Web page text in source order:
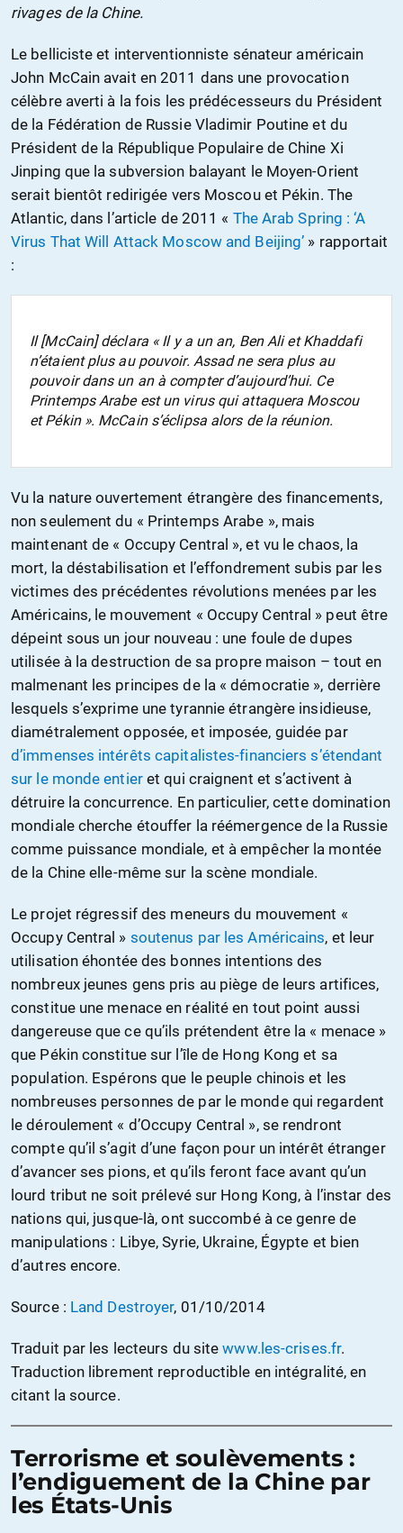
rivages de la Chine.
Le belliciste et interventionniste sénateur américain
John McCain avait en 2011 dans une provocation
célèbre averti à la fois les prédécesseurs du Président
de la Fédération de Russie Vladimir Poutine et du
Président de la République Populaire de Chine Xi
Jinping que la subversion balayant le Moyen-Orient
serait bientôt redirigée vers Moscou et Pékin. The
Atlantic, dans l’article de 2011 « The Arab Spring : ‘A
Virus That Will Attack Moscow and Beijing’ » rapportait
:
Il [McCain] déclara « Il y a un an, Ben Ali et Khaddafi
n’étaient plus au pouvoir. Assad ne sera plus au
pouvoir dans un an à compter d’aujourd’hui. Ce
Printemps Arabe est un virus qui attaquera Moscou
et Pékin ». McCain s’éclipsa alors de la réunion.
Vu la nature ouvertement étrangère des financements,
non seulement du « Printemps Arabe », mais
maintenant de « Occupy Central », et vu le chaos, la
mort, la déstabilisation et l’effondrement subis par les
victimes des précédentes révolutions menées par les
Américains, le mouvement « Occupy Central » peut être
dépeint sous un jour nouveau : une foule de dupes
utilisée à la destruction de sa propre maison – tout en
malmenant les principes de la « démocratie », derrière
lesquels s’exprime une tyrannie étrangère insidieuse,
diamétralement opposée, et imposée, guidée par
d’immenses intérêts capitalistes-financiers s’étendant
sur le monde entieret qui craignent et s’activent à
détruire la concurrence. En particulier, cette domination
mondiale cherche étouffer la réémergence de la Russie
comme puissance mondiale, et à empêcher la montée
de la Chine elle-même sur la scène mondiale.
Le projet régressif des meneurs du mouvement «
Occupy Central » soutenus par les Américains, et leur
utilisation éhontée des bonnes intentions des
nombreux jeunes gens pris au piège de leurs artifices,
constitue une menace en réalité en tout point aussi
dangereuse que ce qu’ils prétendent être la « menace »
que Pékin constitue sur l’île de Hong Kong et sa
population. Espérons que le peuple chinois et les
nombreuses personnes de par le monde qui regardent
le déroulement « d’Occupy Central », se rendront
compte qu’il s’agit d’une façon pour un intérêt étranger
d’avancer ses pions, et qu’ils feront face avant qu’un
lourd tribut ne soit prélevé sur Hong Kong, à l’instar des
nations qui, jusque-là, ont succombé à ce genre de
manipulations : Libye, Syrie, Ukraine, Égypte et bien
d’autres encore.
Source : Land Destroyer, 01/10/2014
Traduit par les lecteurs du sitewww.les-crises.fr.
Traduction librement reproductible en intégralité, en
citant la source.
Terrorisme et soulèvements :
l’endiguement de la Chine par
les États-Unis